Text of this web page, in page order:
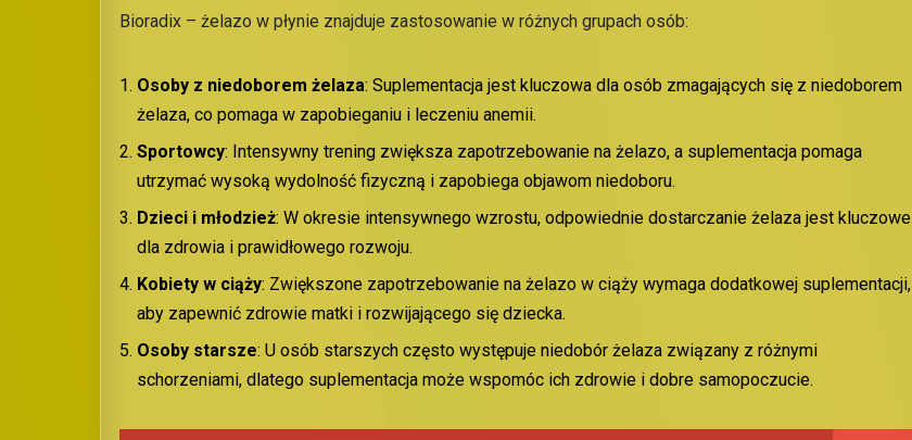
Bioradix – żelazo w płynie znajduje zastosowanie w różnych grupach osób:
Osoby z niedoborem żelaza: Suplementacja jest kluczowa dla osób zmagających się z niedoborem
żelaza, co pomaga w zapobieganiu i leczeniu anemii.
Sportowcy: Intensywny trening zwiększa zapotrzebowanie na żelazo, a suplementacja pomaga
utrzymać wysoką wydolność fizyczną i zapobiega objawom niedoboru.
Dzieci i młodzież: W okresie intensywnego wzrostu, odpowiednie dostarczanie żelaza jest kluczowe
dla zdrowia i prawidłowego rozwoju.
Kobiety w ciąży: Zwiększone zapotrzebowanie na żelazo w ciąży wymaga dodatkowej suplementacji,
aby zapewnić zdrowie matki i rozwijającego się dziecka.
Osoby starsze: U osób starszych często występuje niedobór żelaza związany z różnymi
schorzeniami, dlatego suplementacja może wspomóc ich zdrowie i dobre samopoczucie.